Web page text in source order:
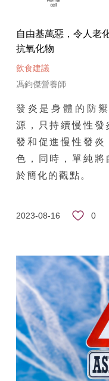
自由基萬惡，令人老
抗氧化物
飲食建議
馮鈞傑營養師
發炎是身體的防
源，只持續慢性發
發和促進慢性發炎
色，同時，單純將
於簡化的觀點。
2023-08-16 0